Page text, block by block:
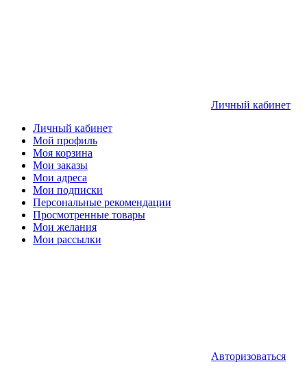
Личный кабинет
Личный кабинет
Мой профиль
Моя корзина
Мои заказы
Мои адреса
Мои подписки
Персональные рекомендации
Просмотренные товары
Мои желания
Мои рассылки
Авторизоваться